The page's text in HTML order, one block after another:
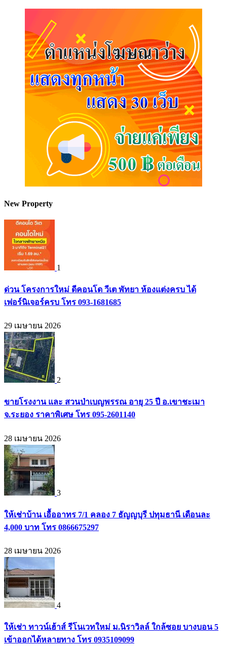
New Property
1
ด่วน โครงการใหม่ ดีคอนโด วีเต พัทยา ห้องแต่งครบ ได้
เฟอร์นิเจอร์ครบ โทร 093-1681685
29 เมษายน 2026
2
ขายโรงงาน และ สวนป่าเบญพรรณ อายุ 25 ปี อ.เขาชะเมา
จ.ระยอง ราคาพิเศษ โทร 095-2601140
28 เมษายน 2026
3
ให้เช่าบ้าน เอื้ออาทร 7/1 คลอง 7 ธัญญบุรี ปทุมธานี เดือนละ
4,000 บาท โทร 0866675297
28 เมษายน 2026
4
ให้เช่า ทาวน์เฮ้าส์ รีโนเวทใหม่ ม.นิราวิลล์ ใกล้ซอย บางบอน 5
เข้าออกได้หลายทาง โทร 0935109099